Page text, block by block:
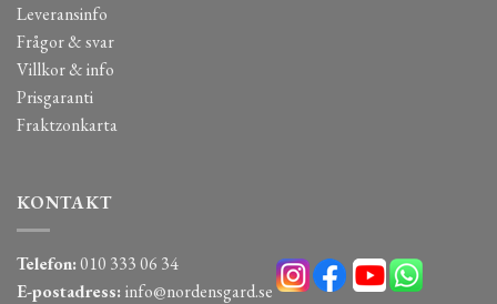
Leveransinfo
Frågor & svar
Villkor & info
Prisgaranti
Fraktzonkarta
KONTAKT
Telefon:010 333 06 34
E-postadress: info@nordensgard.se